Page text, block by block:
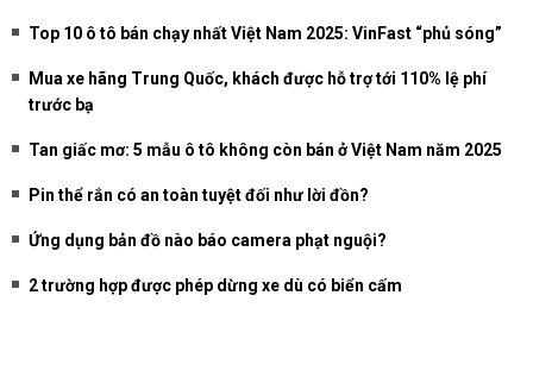
Top 10 ô tô bán chạy nhất Việt Nam 2025: VinFast “phủ sóng”
Mua xe hãng Trung Quốc, khách được hỗ trợ tới 110% lệ phí
trước bạ
Tan giấc mơ: 5 mẫu ô tô không còn bán ở Việt Nam năm 2025
Pin thể rắn có an toàn tuyệt đối như lời đồn?
Ứng dụng bản đồ nào báo camera phạt nguội?
2 trường hợp được phép dừng xe dù có biển cấm